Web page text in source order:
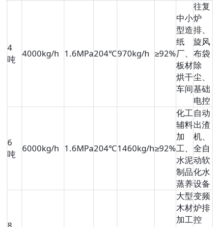
4
吨
4000kg/h 1.6MPa204℃970kg/h ≥92%
中小
型造
纸
厂、
板材
烘干
车间
往复
炉
排、
旋风
布袋
除
尘、
基础
电控
6
吨
6000kg/h 1.6MPa204℃1460kg/h≥92%
化工
辅料
加
工、
水泥
制品
蒸养
自动
出渣
机、
全自
动软
化水
设备
大型
木材
加工
变频
炉排
控